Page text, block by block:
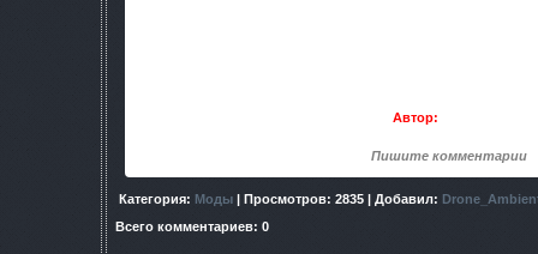
Автор:
Пишите комментарии
Категория: Моды | Просмотров: 2835 | Добавил:
Всего комментариев: 0